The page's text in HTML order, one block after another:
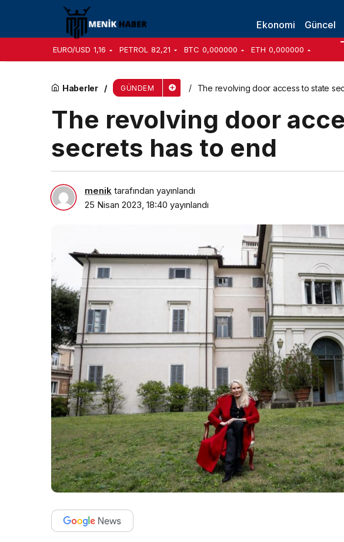
Ekonomi Güncel
EURO/USD 1,16 PETROL 82,21 BTC 0,000000 ETH 0,000000
Haberler GÜNDEM The revolving door access to state
The revolving door
secrets has to end
menik tarafından yayınlandı
25 Nisan 2023, 18:40 yayınlandı
The revolving door access to state secrets has to end